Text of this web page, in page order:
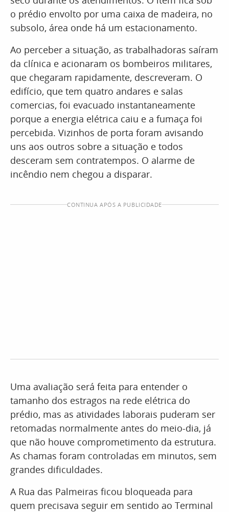
o prédio envolto por uma caixa de madeira, no
subsolo, área onde há um estacionamento.
Ao perceber a situação, as trabalhadoras saíram
da clínica e acionaram os bombeiros militares,
que chegaram rapidamente, descreveram. O
edifício, que tem quatro andares e salas
comercias, foi evacuado instantaneamente
porque a energia elétrica caiu e a fumaça foi
percebida. Vizinhos de porta foram avisando
uns aos outros sobre a situação e todos
desceram sem contratempos. O alarme de
incêndio nem chegou a disparar.
CONTINUA APÓS A PUBLICIDADE
Uma avaliação será feita para entender o
tamanho dos estragos na rede elétrica do
prédio, mas as atividades laborais puderam ser
retomadas normalmente antes do meio-dia, já
que não houve comprometimento da estrutura.
As chamas foram controladas em minutos, sem
grandes dificuldades.
A Rua das Palmeiras ficou bloqueada para
quem precisava seguir em sentido ao Terminal